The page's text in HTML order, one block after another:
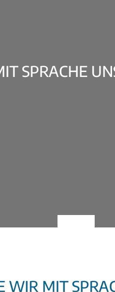
SPRACHE
MIT